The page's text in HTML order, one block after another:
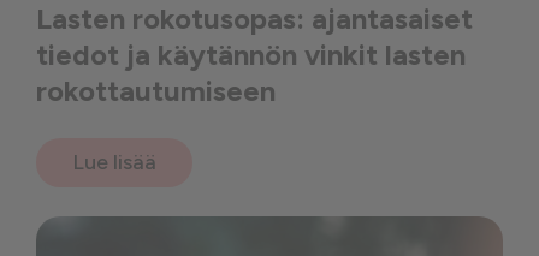
Lasten rokotusopas: ajantasaiset
tiedot ja käytännön vinkit lasten
rokottautumiseen
Lue lisää